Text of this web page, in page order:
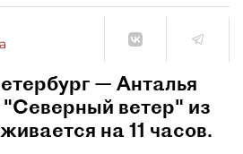
— Анталья
ветер" из
на 11 часов.